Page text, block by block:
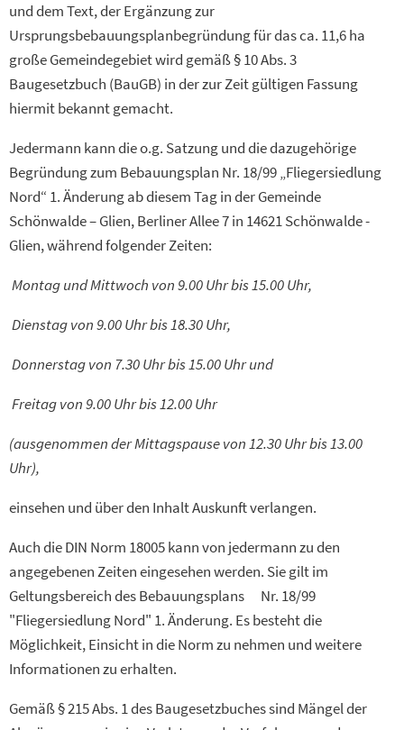
und dem Text, der Ergänzung zur
Ursprungsbebauungsplanbegründung für das ca. 11,6 ha
große Gemeindegebiet wird gemäß § 10 Abs. 3
Baugesetzbuch (BauGB) in der zur Zeit gültigen Fassung
hiermit bekannt gemacht.
Jedermann kann die o.g. Satzung und die dazugehörige
Begründung zum Bebauungsplan Nr. 18/99 „Fliegersiedlung
Nord“ 1. Änderung ab diesem Tag in der Gemeinde
Schönwalde – Glien, Berliner Allee 7 in 14621 Schönwalde -
Glien, während folgender Zeiten:
Montag und Mittwoch von 9.00 Uhr bis 15.00 Uhr,
Dienstag von 9.00 Uhr bis 18.30 Uhr,
Donnerstag von 7.30 Uhr bis 15.00 Uhr und
Freitag von 9.00 Uhr bis 12.00 Uhr
(ausgenommen der Mittagspause von 12.30 Uhr bis 13.00
Uhr),
einsehen und über den Inhalt Auskunft verlangen.
Auch die DIN Norm 18005 kann von jedermann zu den
angegebenen Zeiten eingesehen werden. Sie gilt im
Geltungsbereich des Bebauungsplans Nr. 18/99
"Fliegersiedlung Nord" 1. Änderung. Es besteht die
Möglichkeit, Einsicht in die Norm zu nehmen und weitere
Informationen zu erhalten.
Gemäß § 215 Abs. 1 des Baugesetzbuches sind Mängel der